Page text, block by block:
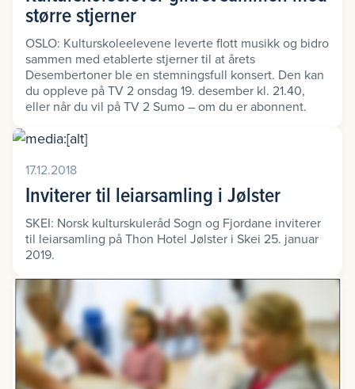
større stjerner
OSLO: Kulturskoleelevene leverte flott musikk og bidro
sammen med etablerte stjerner til at årets
Desembertoner ble en stemningsfull konsert. Den kan
du oppleve på TV 2 onsdag 19. desember kl. 21.40,
eller når du vil på TV 2 Sumo – om du er abonnent.
17.12.2018
Inviterer til leiarsamling i Jølster
SKEI: Norsk kulturskuleråd Sogn og Fjordane inviterer
til leiarsamling på Thon Hotel Jølster i Skei 25. januar
2019.